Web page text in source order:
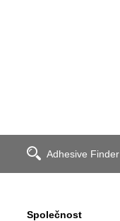
Adhesive Finder
Společnost